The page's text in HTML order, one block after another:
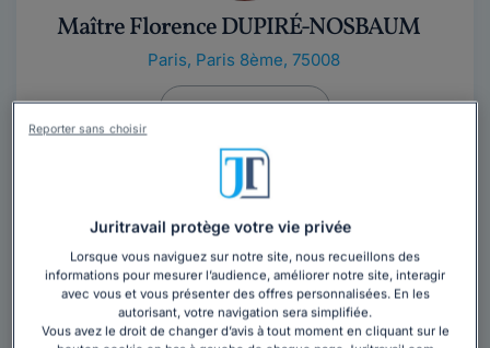
Maître Florence DUPIRÉ-NOSBAUM
Paris, Paris 8ème, 75008
Contacter cet avocat
Voici l lien de mon site afin que vous puissiez
apprécier les domaines pour lesquels je suis apte pour
vous venir en aide :... Lire la suite
Juritravail protège votre vie privée
Lorsque vous naviguez sur notre site, nous recueillons des
informations pour mesurer l’audience, améliorer notre site, interagir
avec vous et vous présenter des offres personnalisées. En les
autorisant, votre navigation sera simplifiée.
Vous avez le droit de changer d’avis à tout moment en cliquant sur le
Reporter sans choisir